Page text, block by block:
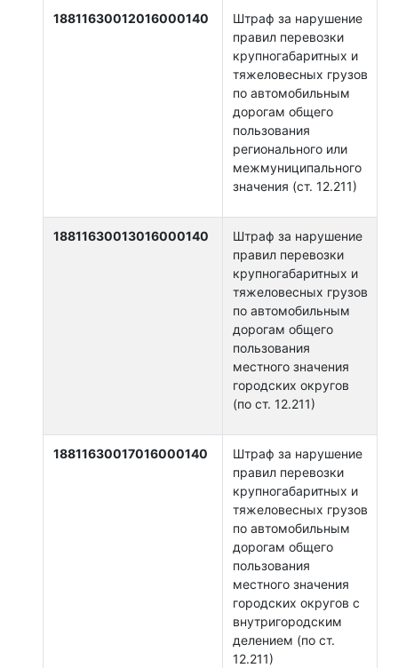
18811630012016000140
Штраф за нарушение
правил перевозки
крупногабаритных и
тяжеловесных грузов
по автомобильным
дорогам общего
пользования
регионального или
межмуниципального
значения (ст. 12.211)
18811630013016000140
Штраф за нарушение
правил перевозки
крупногабаритных и
тяжеловесных грузов
по автомобильным
дорогам общего
пользования
местного значения
городских округов
(по ст. 12.211)
18811630017016000140
Штраф за нарушение
правил перевозки
крупногабаритных и
тяжеловесных грузов
по автомобильным
дорогам общего
пользования
местного значения
городских округов с
внутригородским
делением (по ст.
12.211)